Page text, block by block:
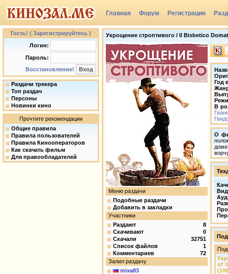
Главная Форум Регистрация
Группы
Гость! ( Зарегистрируйтесь )
Логин:
Пароль:
Восстановление!
Раздачи трекера
Топ раздач
Персоны
Новинки кино
Прочтите рекомендации
Общие правила
Правила пользователей
Правила Кинооператоров
Как скачать фильм
Для правообладателей
Укрощение строптивого / Il Bisbetico
Меню раздачи
Подобные раздачи
Добавить в закладки
Участники
Раздают
8
Скачивают
0
Скачали
32751
Список файлов
1
Комментариев
72
Залил раздачу
mixa83
Год
В
О
of